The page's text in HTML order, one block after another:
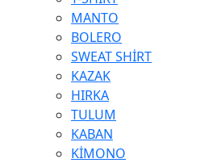
MANTO
BOLERO
SWEAT SHİRT
KAZAK
HIRKA
TULUM
KABAN
KİMONO